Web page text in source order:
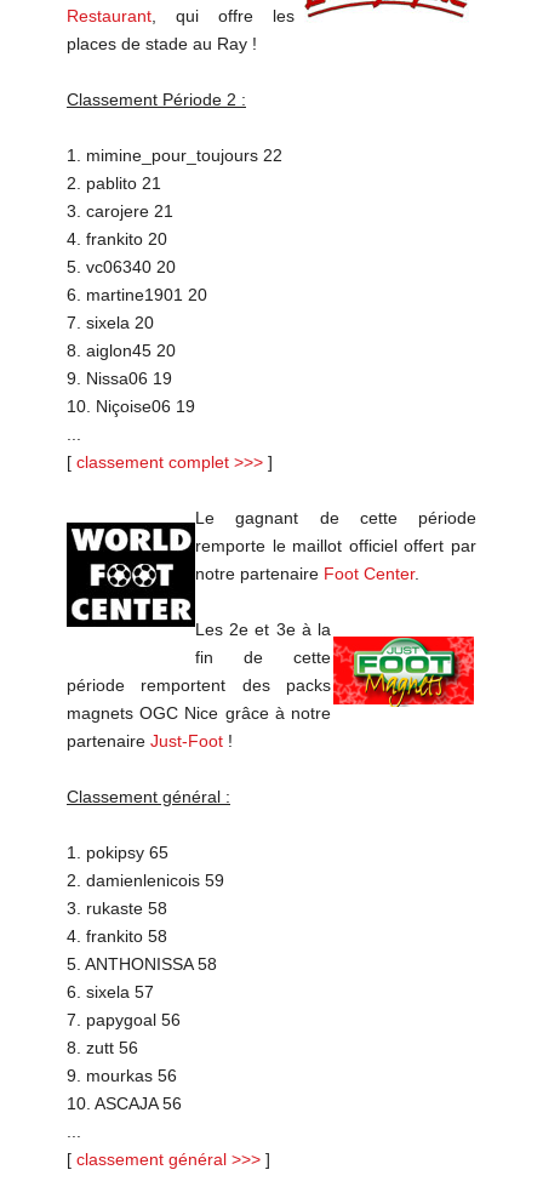
Restaurant , qui offre les
places de stade au Ray !
Classement Période 2 :
1. mimine_pour_toujours 22
2. pablito 21
3. carojere 21
4. frankito 20
5. vc06340 20
6. martine1901 20
7. sixela 20
8. aiglon45 20
9. Nissa06 19
10. Niçoise06 19
[ classement complet >>> ]
Le gagnant de cette période
remporte le maillot officiel offert par
notre partenaire Foot Center.
Les 2e et 3e à la
fin de cette
période remportent des packs
magnets OGC Nice grâce à notre
partenaire Just-Foot !
Classement général :
1. pokipsy 65
2. damienlenicois 59
3. rukaste 58
4. frankito 58
5. ANTHONISSA 58
6. sixela 57
7. papygoal 56
8. zutt 56
9. mourkas 56
10. ASCAJA 56
[ classement général >>> ]